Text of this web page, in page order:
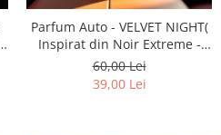
Parfum Auto - VELVET NIGHT(
Inspirat din Noir Extreme -
Tom Ford)
60,00 Lei
39,00 Lei